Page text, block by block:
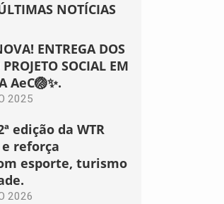
NOTÍCIAS
ENTREGA DOS
SOCIAL EM
AeC🏐✨.
2025
edição da WTR
reforça
esporte, turismo
2026